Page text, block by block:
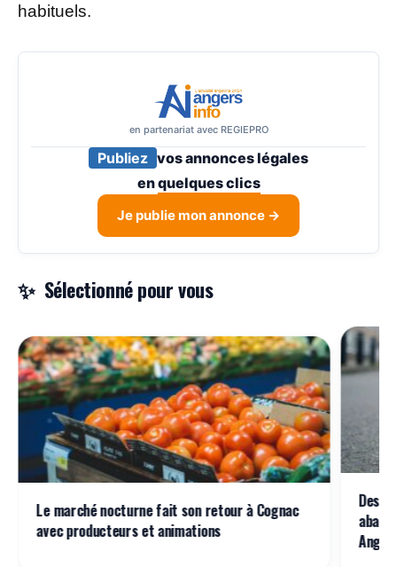
habituels.
en partenariat avec REGIEPRO
Publiez vos annonces légales
enquelques clics
Je publie mon annonce →
Sélectionné pour vous
Le marché nocturne fait son retour à Cognac
avec producteurs et animations
Des